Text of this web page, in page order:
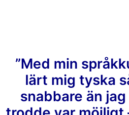
”Med min
lärt mig tyska
snabbare än